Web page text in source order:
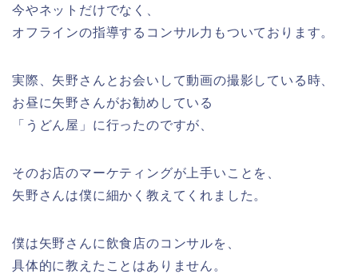
今やネットだけでなく、
オフラインの指導するコンサル力もついております。
実際、矢野さんとお会いして動画の撮影している時、
お昼に矢野さんがお勧めしている
「うどん屋」に行ったのですが、
そのお店のマーケティングが上手いことを、
矢野さんは僕に細かく教えてくれました。
僕は矢野さんに飲食店のコンサルを、
具体的に教えたことはありません。